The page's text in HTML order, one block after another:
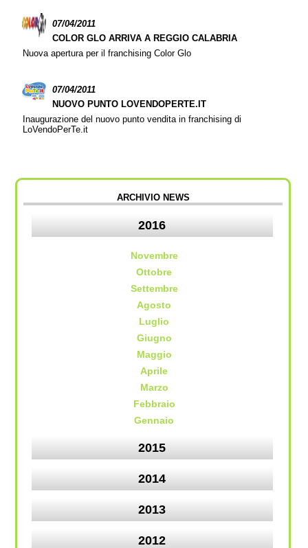
07/04/2011
COLOR GLO ARRIVA A REGGIO CALABRIA
Nuova apertura per il franchising Color Glo
07/04/2011
NUOVO PUNTO LOVENDOPERTE.IT
Inaugurazione del nuovo punto vendita in franchising di
LoVendoPerTe.it
ARCHIVIO NEWS
2016
Novembre
Ottobre
Settembre
Agosto
Luglio
Giugno
Maggio
Aprile
Marzo
Febbraio
Gennaio
2015
2014
2013
2012